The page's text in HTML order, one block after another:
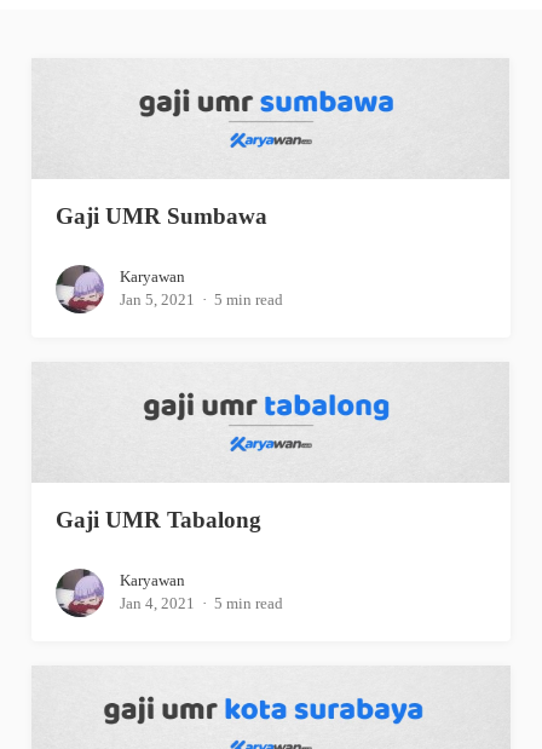
Gaji UMR Sumbawa
Karyawan
Jan 5, 2021
5 min read
Gaji UMR Tabalong
Karyawan
Jan 4, 2021
5 min read